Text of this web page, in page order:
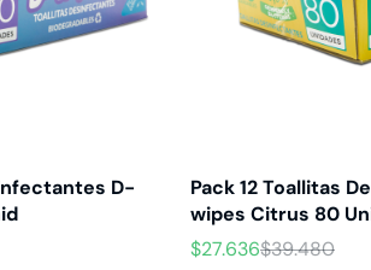
D-
Pack 12 Toallitas
wipes Citrus 80
$39.480
$27.636